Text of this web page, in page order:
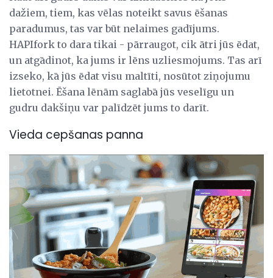
dažiem, tiem, kas vēlas noteikt savus ēšanas
paradumus, tas var būt nelaimes gadījums.
HAPIfork to dara tikai - pārraugot, cik ātri jūs ēdat,
un atgādinot, ka jums ir lēns uzliesmojums. Tas arī
izseko, kā jūs ēdat visu maltīti, nosūtot ziņojumu
lietotnei. Ēšana lēnām saglabā jūs veselīgu un
gudru dakšiņu var palīdzēt jums to darīt.
Vieda cepšanas panna